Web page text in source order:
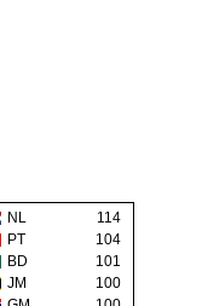
NL
114
PT
104
BD
101
JM
100